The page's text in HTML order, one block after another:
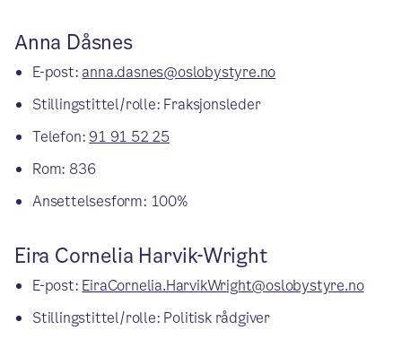
Anna Dåsnes
E-post: anna.dasnes@oslobystyre.no
Stillingstittel/rolle: Fraksjonsleder
Telefon: 91 91 52 25
Rom: 836
Ansettelsesform: 100%
Eira Cornelia Harvik-Wright
E-post: EiraCornelia.HarvikWright@oslobystyre.no
Stillingstittel/rolle: Politisk rådgiver